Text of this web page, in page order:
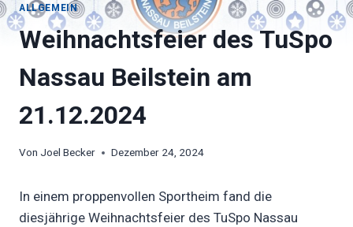
ALLGEMEIN
Weihnachtsfeier des TuSpo
Nassau Beilstein am
21.12.2024
Von Joel Becker Dezember 24, 2024
In einem proppenvollen Sportheim fand die
diesjährige Weihnachtsfeier des TuSpo Nassau